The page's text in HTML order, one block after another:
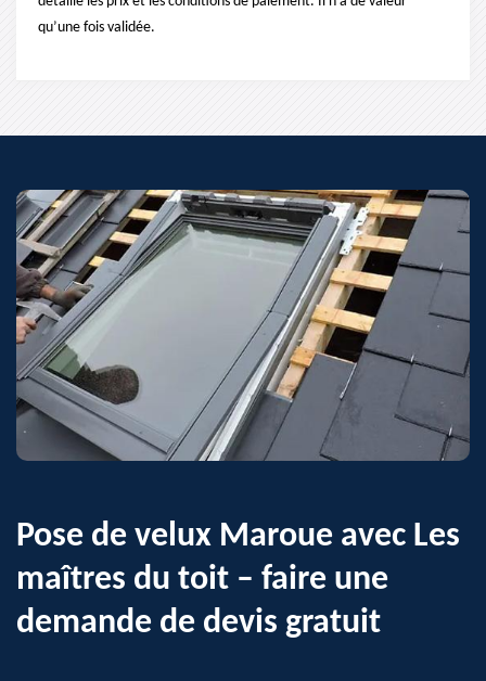
qu’une fois validée.
Pose de velux Maroue avec Les
maîtres du toit – faire une
demande de devis gratuit